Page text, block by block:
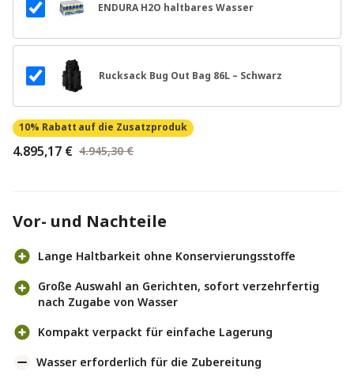
ENDURA H2O haltbares Wasser
Rucksack Bug Out Bag 86L – Schwarz
10% Rabatt auf die Zusatzproduk
4.895,17 € 4.945,30 €
Vor- und Nachteile
Lange Haltbarkeit ohne Konservierungsstoffe
Große Auswahl an Gerichten, sofort verzehrfertig
nach Zugabe von Wasser
Kompakt verpackt für einfache Lagerung
Wasser erforderlich für die Zubereitung